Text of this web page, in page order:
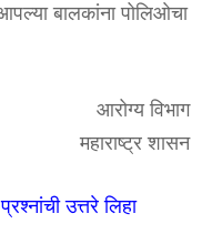
बालकांना पोलिओचा
आरोग्य विभाग
महाराष्ट्र शासन
उत्तरे लिहा